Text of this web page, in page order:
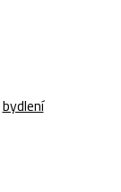
bydlení